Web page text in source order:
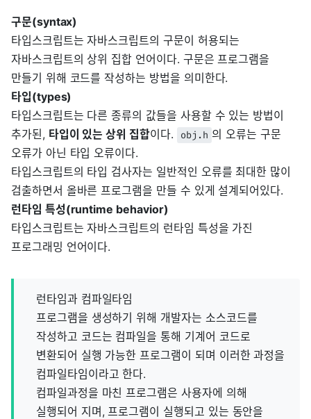
구문(syntax)
타입스크립트는 자바스크립트의 구문이 허용되는
자바스크립트의 상위 집합 언어이다. 구문은 프로그램을
만들기 위해 코드를 작성하는 방법을 의미한다.
타입(types)
타입스크립트는 다른 종류의 값들을 사용할 수 있는 방법이
추가된, 타입이 있는 상위 집합이다. obj.h 의 오류는 구문
오류가 아닌 타입 오류이다.
타입스크립트의 타입 검사자는 일반적인 오류를 최대한 많이
검출하면서 올바른 프로그램을 만들 수 있게 설계되어있다.
런타임 특성(runtime behavior)
타입스크립트는 자바스크립트의 런타임 특성을 가진
프로그래밍 언어이다.
런타임과 컴파일타임
프로그램을 생성하기 위해 개발자는 소스코드를
작성하고 코드는 컴파일을 통해 기계어 코드로
변환되어 실행 가능한 프로그램이 되며 이러한 과정을
컴파일타임이라고 한다.
컴파일과정을 마친 프로그램은 사용자에 의해
실행되어 지며, 프로그램이 실행되고 있는 동안을